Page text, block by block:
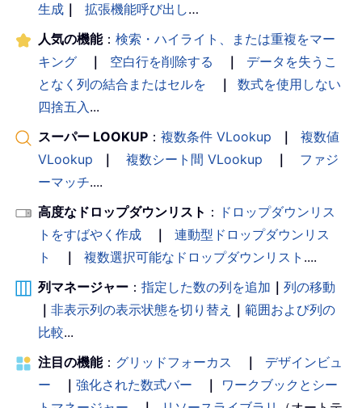
生成 ｜ 拡張機能呼び出し…
人気の機能： 検索・ハイライト、または重複をマー
キング
｜ 空白行を削除する ｜
データを失うこ
となく列の結合またはセルを
｜
数式を使用しない
四捨五入...
スーパー LOOKUP ： 複数条件 VLookup ｜
複数値
VLookup
｜ 複数シート間 VLookup ｜
ファジ
ーマッチ....
高度なドロップダウンリスト ： ドロップダウンリス
トをすばやく作成
｜
連動型ドロップダウンリス
ト
｜ 複数選択可能なドロップダウンリスト ....
列マネージャー ： 指定した数の列を追加 ｜ 列の移動
｜ 非表示列の表示状態を切り替え ｜ 範囲および列の
比較...
注目の機能： グリッドフォーカス ｜
デザインビュ
ー
｜ 強化された数式バー ｜
ワークブックとシー